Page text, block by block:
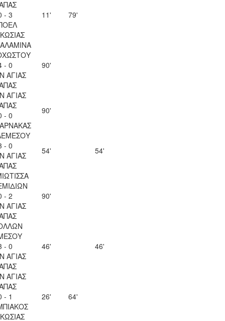
- 3
11' 79'
- 0
ΑΓΙΑΣ
90'
ΑΓΙΑΣ
- 0
90'
- 0
ΑΓΙΑΣ
54' 54'
- 2
ΑΓΙΑΣ
90'
- 0
ΑΓΙΑΣ
46' 46'
ΑΓΙΑΣ
- 1
26' 64'